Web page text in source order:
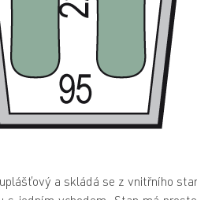
a skládá se z vnitřního